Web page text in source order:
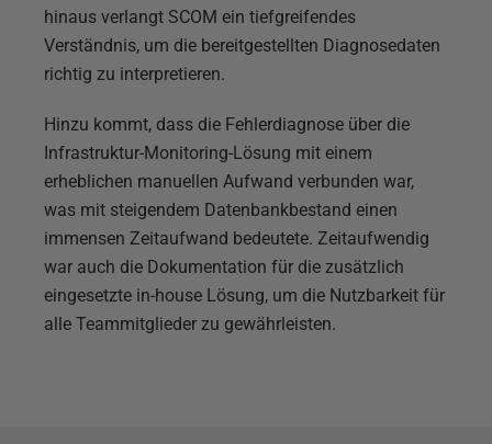
hinaus verlangt SCOM ein tiefgreifendes
Verständnis, um die bereitgestellten Diagnosedaten
richtig zu interpretieren.
Hinzu kommt, dass die Fehlerdiagnose über die
Infrastruktur-Monitoring-Lösung mit einem
erheblichen manuellen Aufwand verbunden war,
was mit steigendem Datenbankbestand einen
immensen Zeitaufwand bedeutete. Zeitaufwendig
war auch die Dokumentation für die zusätzlich
eingesetzte in-house Lösung, um die Nutzbarkeit für
alle Teammitglieder zu gewährleisten.